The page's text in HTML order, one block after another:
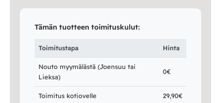
Tämän tuotteen toimituskulut:
Toimitustapa Hinta
Nouto myymälästä (Joensuu tai
Lieksa)
0€
Toimitus kotiovelle 29,90€